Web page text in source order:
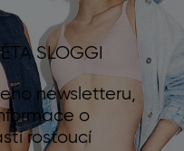
SLOGGI
newsletteru,
o
rostoucí